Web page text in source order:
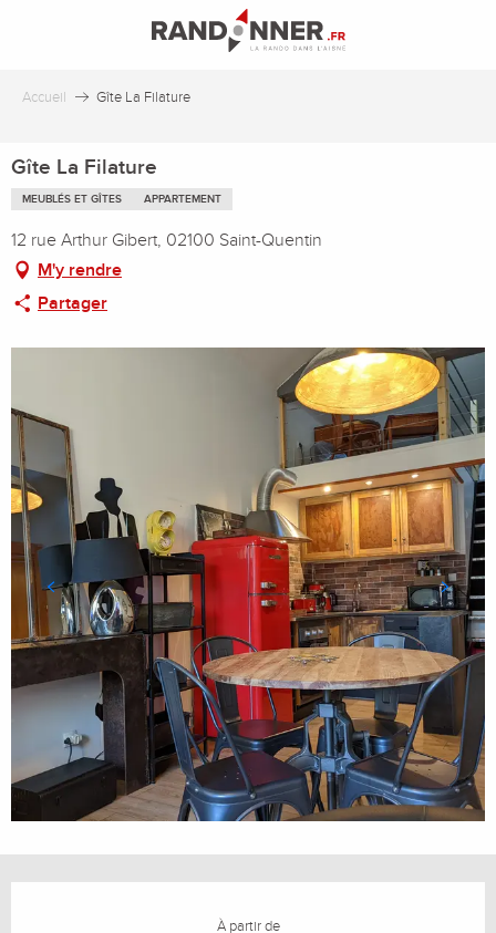
principal
Accueil Gîte La Filature
Gîte La Filature
MEUBLÉS ET GÎTES APPARTEMENT
12 rue Arthur Gibert, 02100 Saint-Quentin
M'y rendre
Partager
À partir de